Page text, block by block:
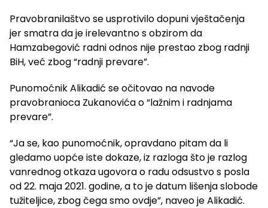
Pravobranilaštvo se usprotivilo dopuni vještačenja
jer smatra da je irelevantno s obzirom da
Hamzabegović radni odnos nije prestao zbog radnji
BiH, već zbog “radnji prevare”.
Punomoćnik Alikadić se očitovao na navode
pravobranioca Zukanovića o “lažnim i radnjama
prevare”.
“Ja se, kao punomoćnik, opravdano pitam da li
gledamo uopće iste dokaze, iz razloga što je razlog
vanrednog otkaza ugovora o radu odsustvo s posla
od 22. maja 2021. godine, a to je datum lišenja slobode
tužiteljice, zbog čega smo ovdje”, naveo je Alikadić.